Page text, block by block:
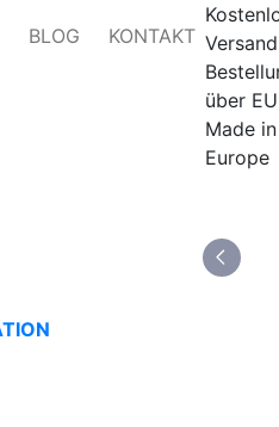
BLOG KONTAKT
über
Made in
Europe